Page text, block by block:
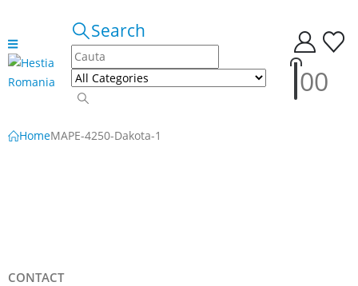
Search
00
HomeMAPE-4250-Dakota-1
CONTACT